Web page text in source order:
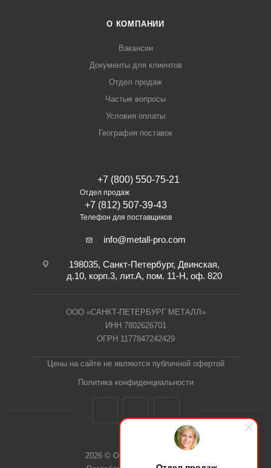
О КОМПАНИИ
Вакансии
Документы для клиентов
Отдел продаж
Частые вопросы
Условия оплаты
География поставок
+7 (800) 550-75-21
Отдел продаж
+7 (812) 507-39-43
Телефон для поставщиков
info@metall-pro.com
198035, Санкт-Петербург, Двинская,
д.10, корп.3, лит.А, пом. 11-Н, оф. 820
ООО «САНКТ-ПЕТЕРБУРГ МЕТАЛЛ»
ИНН 7802626701
ОГРН 1177847242429
Цены на сайте не являются публичной офертой
Политика конфиденциальности
2026 © ООО "СПб Металл"